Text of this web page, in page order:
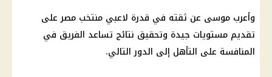
وأعرب موسى عن ثقته في قدرة لاعبي منتخب مصرعلى
تقديم مستويات جيدة وتحقيق نتائج تساعد الفريق في
المنافسة على التأهل إلى الدور التالي.